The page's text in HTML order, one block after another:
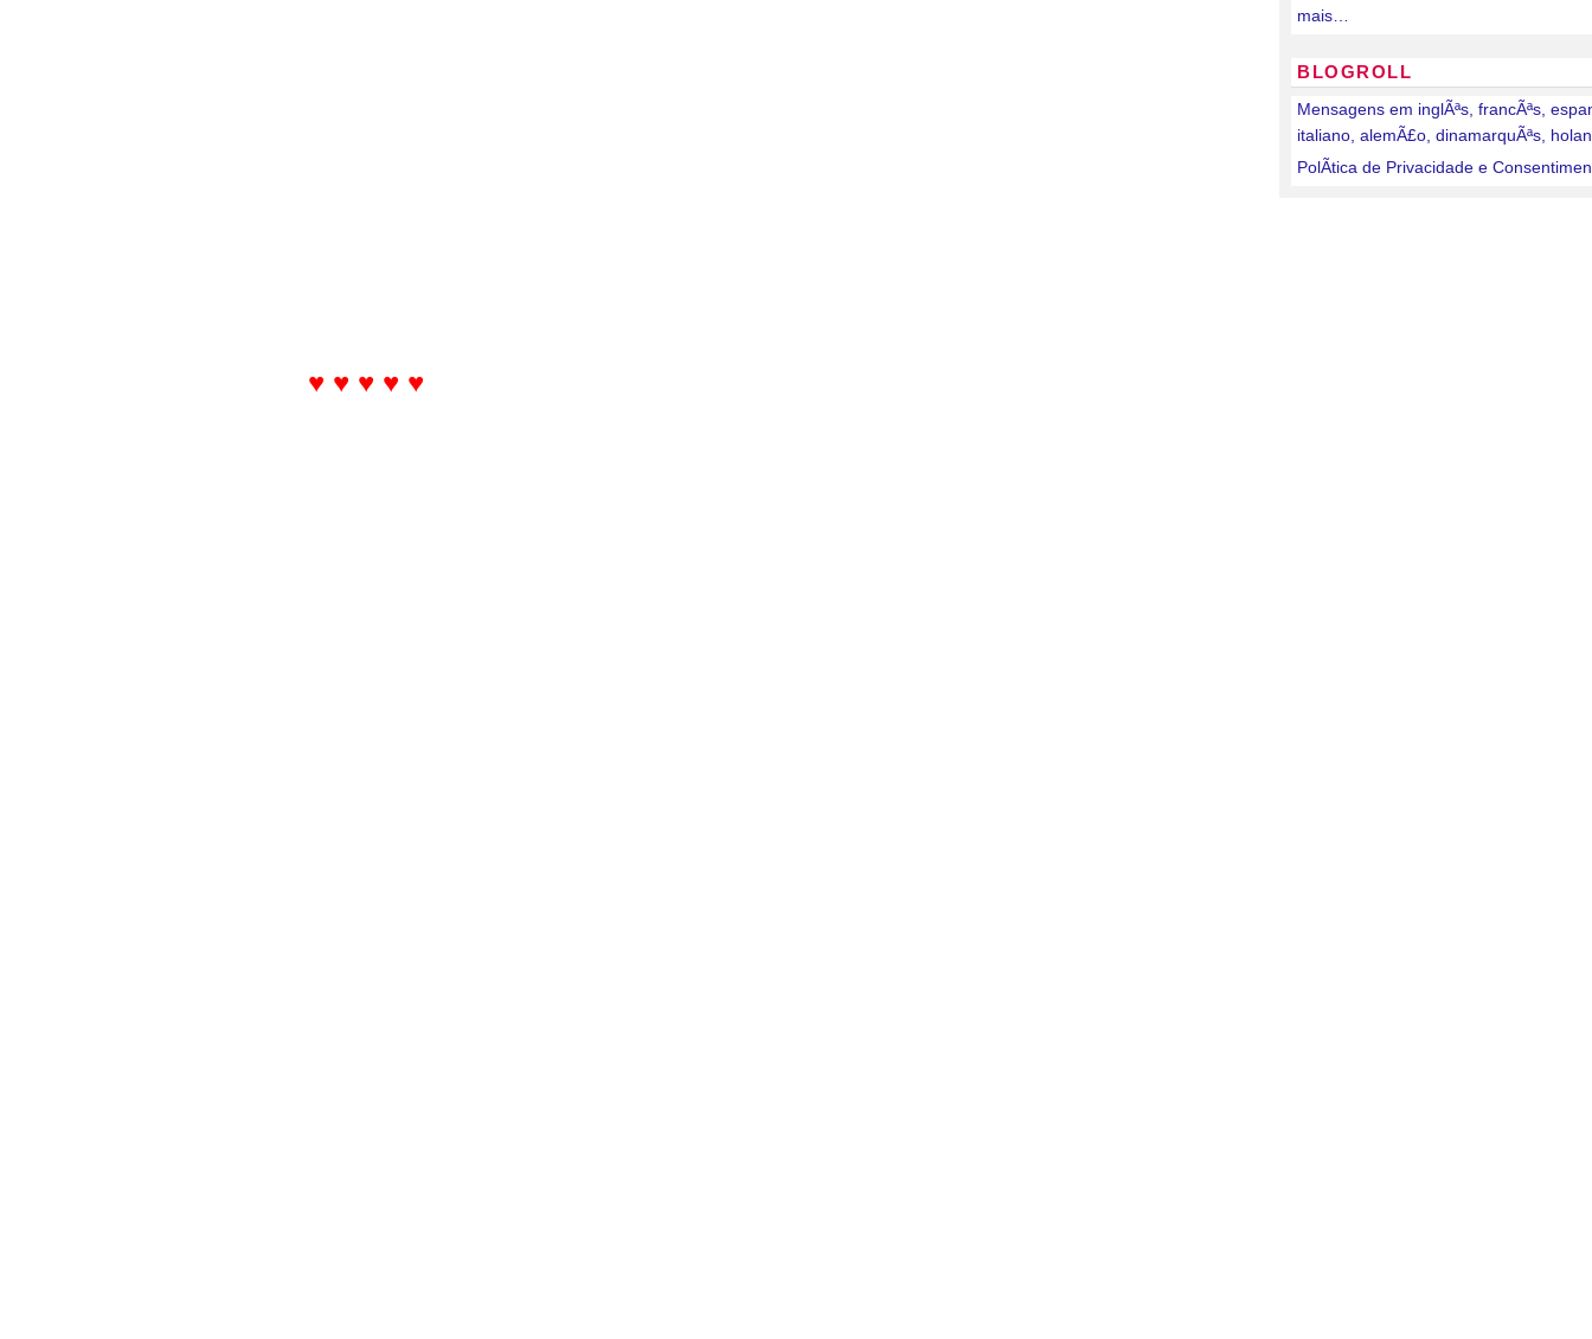
♥ ♥ ♥ ♥ ♥
mais…
BLOGROLL
Mensagens em inglÃªs, francÃªs,
italiano, alemÃ£o, dinamarquÃªs,
PolÃ­tica de Privacidade e